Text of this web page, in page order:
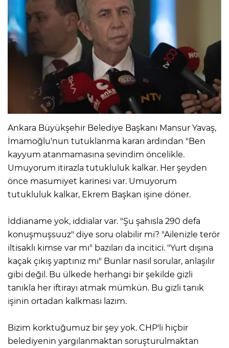
Ankara Büyükşehir Belediye Başkanı Mansur Yavaş,
İmamoğlu'nun tutuklanma kararı ardından "Ben
kayyum atanmamasına sevindim öncelikle.
Umuyorum itirazla tutukluluk kalkar. Her şeyden
önce masumiyet karinesi var. Umuyorum
tutukluluk kalkar, Ekrem Başkan işine döner.
İddianame yok, iddialar var. "Şu şahısla 290 defa
konuşmuşsuuz" diye soru olabilir mi? "Ailenizle terör
iltisaklı kimse var mı" bazıları da incitici. "Yurt dışına
kaçak çıkış yaptınız mı" Bunlar nasıl sorular, anlaşılır
gibi değil. Bu ülkede herhangi bir şekilde gizli
tanıkla her iftirayı atmak mümkün. Bu gizli tanık
işinin ortadan kalkması lazım.
Bizim korktuğumuz bir şey yok. CHP'li hiçbir
belediyenin yargılanmaktan soruşturulmaktan